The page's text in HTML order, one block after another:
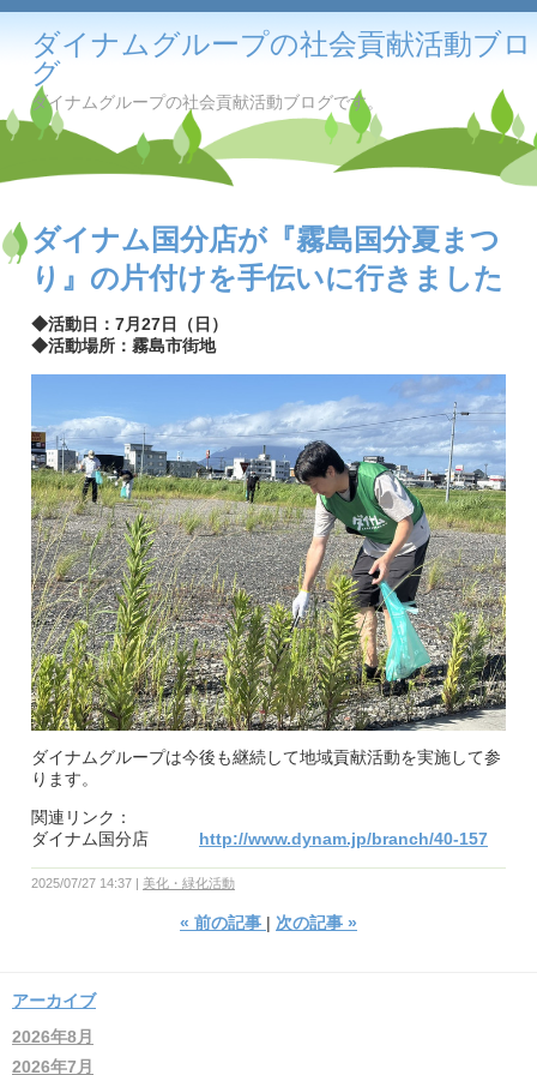
ダイナムグループの社会貢献活動ブロ
グ
ダイナムグループの社会貢献活動ブログです。
ダイナム国分店が『霧島国分夏まつ
り』の片付けを手伝いに行きました
◆活動日：7月27日（日）
◆活動場所：霧島市街地
ダイナムグループは今後も継続して地域貢献活動を実施して参
ります。
関連リンク：
ダイナム国分店 http://www.dynam.jp/branch/40-157
2025/07/27 14:37 美化・緑化活動
« 前の記事 次の記事 »
アーカイブ
2026年8月
2026年7月